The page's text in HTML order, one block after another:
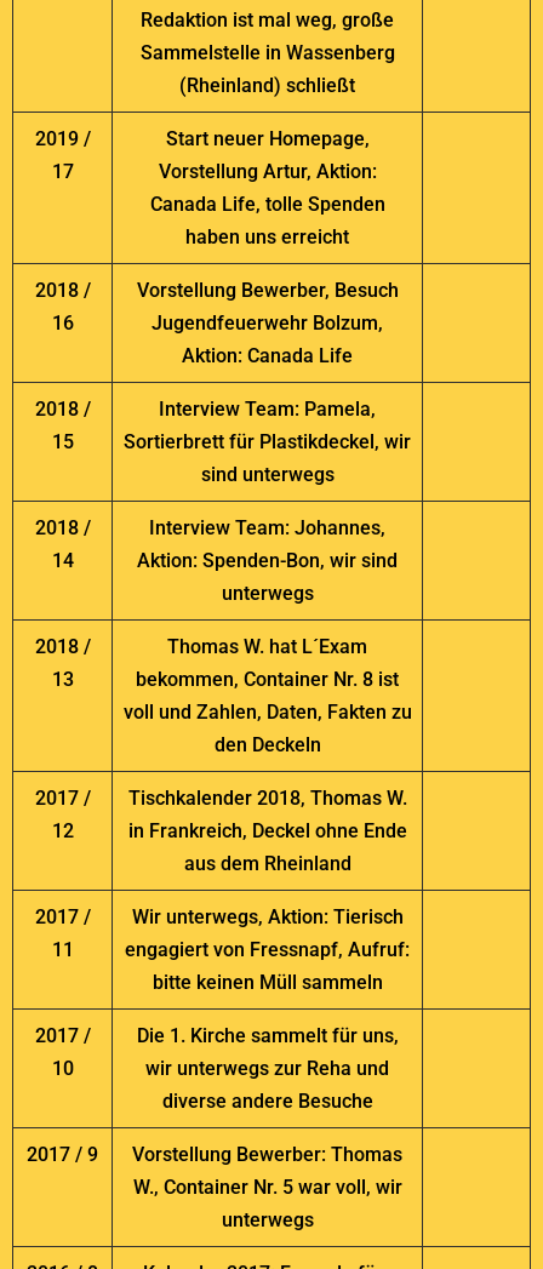
Redaktion ist mal weg, große
Sammelstelle in Wassenberg
(Rheinland) schließt
2019 /
17
Start neuer Homepage,
Vorstellung Artur, Aktion:
Canada Life, tolle Spenden
haben uns erreicht
2018 /
16
Vorstellung Bewerber, Besuch
Jugendfeuerwehr Bolzum,
Aktion: Canada Life
2018 /
15
Interview Team: Pamela,
Sortierbrett für Plastikdeckel, wir
sind unterwegs
2018 /
14
Interview Team: Johannes,
Aktion: Spenden-Bon, wir sind
unterwegs
2018 /
13
Thomas W. hat L´Exam
bekommen, Container Nr. 8 ist
voll und Zahlen, Daten, Fakten zu
den Deckeln
2017 /
12
Tischkalender 2018, Thomas W.
in Frankreich, Deckel ohne Ende
aus dem Rheinland
2017 /
11
Wir unterwegs, Aktion: Tierisch
engagiert von Fressnapf, Aufruf:
bitte keinen Müll sammeln
2017 /
10
Die 1. Kirche sammelt für uns,
wir unterwegs zur Reha und
diverse andere Besuche
2017 / 9
Vorstellung Bewerber: Thomas
W., Container Nr. 5 war voll, wir
unterwegs